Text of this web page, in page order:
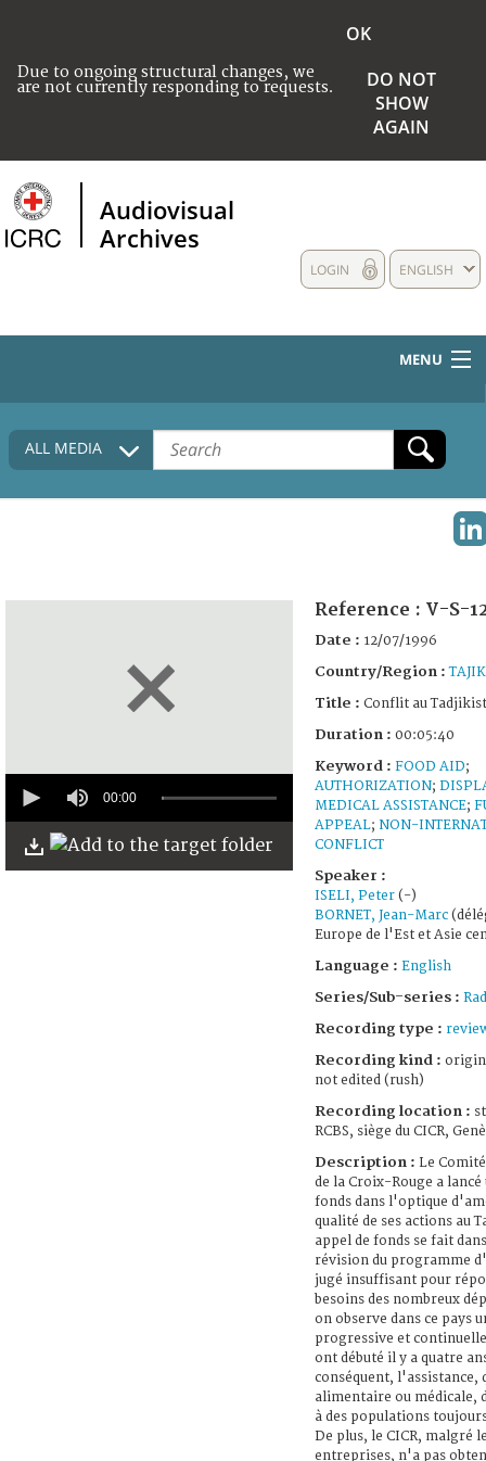
Due to ongoing structural changes, we
are not currently responding to requests.
OK
DO NOT
SHOW
AGAIN
Audiovisual
Archives
ENGLISH
LOGIN
MENU
HOME
COLLECTIONS DESCRIPTION
ALL MEDIA
seconds
minutes,
39
00:00
Reference : V-S-
Date : 12/07/1996
Country/Region :
Title : Conflit au
Duration : 00:05:40
Keyword : FOOD AID;
AUTHORIZATION;
MEDICAL ASSISTANCE;
APPEAL; NON-
CONFLICT
Speaker :
ISELI, Peter(-)
BORNET, Jean-Marc
Europe de l'Est et Asie
Language : English
Series/Sub-series :
Recording type :
Recording kind :
not edited (rush)
Recording location :
RCBS, siège du CICR,
Description : Le
de la Croix-Rouge a lancé
fonds dans l'optique
qualité de ses actions au
appel de fonds se fait
révision du programme
jugé insuffisant pour
besoins des nombreux
on observe dans ce pays
progressive et
ont débuté il y a quatre
conséquent, l'assistance,
alimentaire ou médicale,
à des populations
De plus, le CICR, malgré
entreprises, n'a pas